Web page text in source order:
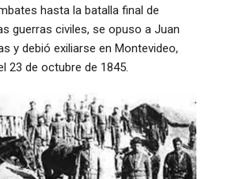
hasta la batalla final de
guerras civiles, se opuso a Juan
y debió exiliarse en Montevideo,
23 de octubre de 1845.